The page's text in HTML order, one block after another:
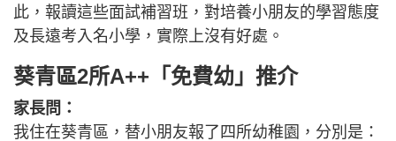
此，報讀這些面試補習班，對培養小朋友的學習態度
及長遠考入名小學，實際上沒有好處。
葵青區2所A++「免費幼」推介
家長問：
我住在葵青區，替小朋友報了四所幼稚園，分別是：